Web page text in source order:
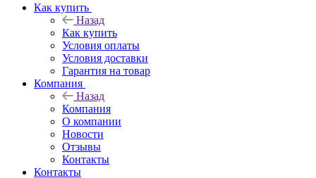
Как купить
Назад
Как купить
Условия оплаты
Условия доставки
Гарантия на товар
Компания
Назад
Компания
О компании
Новости
Отзывы
Контакты
Контакты